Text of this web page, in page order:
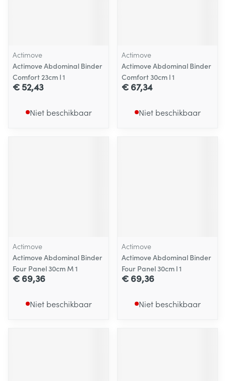
Actimove
Actimove Abdominal Binder
Comfort 23cm l 1
€ 52,43
Niet beschikbaar
Actimove
Actimove Abdominal Binder
Comfort 30cm l 1
€ 67,34
Niet beschikbaar
Actimove
Actimove Abdominal Binder
Four Panel 30cm M 1
€ 69,36
Niet beschikbaar
Actimove
Actimove Abdominal Binder
Four Panel 30cm l 1
€ 69,36
Niet beschikbaar